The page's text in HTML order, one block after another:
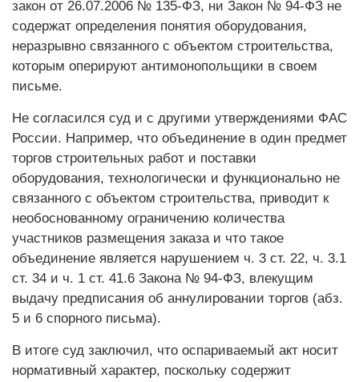
закон от 26.07.2006 № 135-ФЗ, ни Закон № 94-ФЗ не
содержат определения понятия оборудования,
неразрывно связанного с объектом строительства,
которым оперируют антимонопольщики в своем
письме.
Не согласился суд и с другими утверждениями ФАС
России. Например, что объединение в один предмет
торгов строительных работ и поставки
оборудования, технологически и функционально не
связанного с объектом строительства, приводит к
необоснованному ограничению количества
участников размещения заказа и что такое
объединение является нарушением ч. 3 ст. 22, ч. 3.1
ст. 34 и ч. 1 ст. 41.6 Закона № 94-ФЗ, влекущим
выдачу предписания об аннулировании торгов (абз.
5 и 6 спорного письма).
В итоге суд заключил, что оспариваемый акт носит
нормативный характер, поскольку содержит